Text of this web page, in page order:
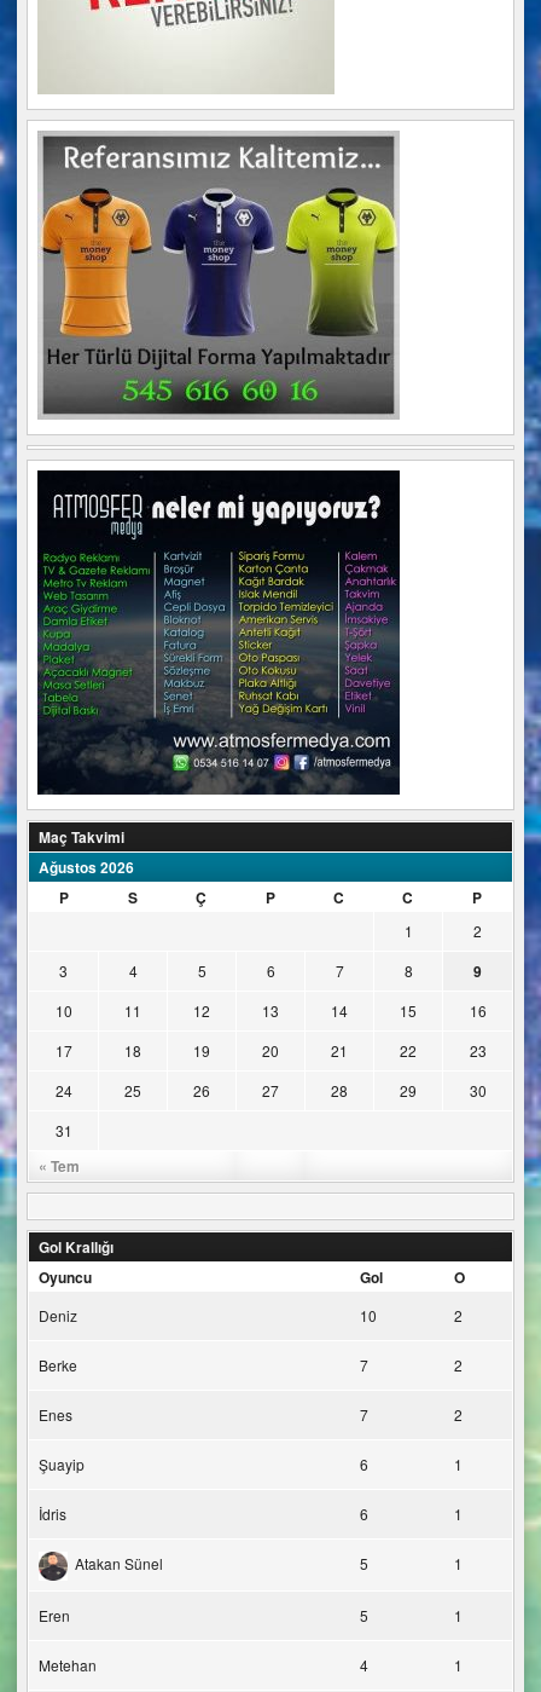
Maç Takvimi
Ağustos 2026
P
S Ç P C C P
« Tem
1
2
3
4 5 6 7 8 9
10 11 12 13 14 15
16
17
18 19 20 21 22
23
24
25 26 27 28 29
30
31
Gol Krallığı
Oyuncu
Gol O
Deniz 10 2
Berke 7 2
Enes 7 2
Şuayip 6 1
İdris 6 1
Atakan Sünel 5 1
Eren 5 1
Metehan 4 1